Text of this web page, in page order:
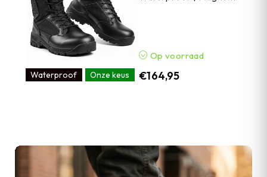
Waterproof Onze keus
Op voorraad
€164,95